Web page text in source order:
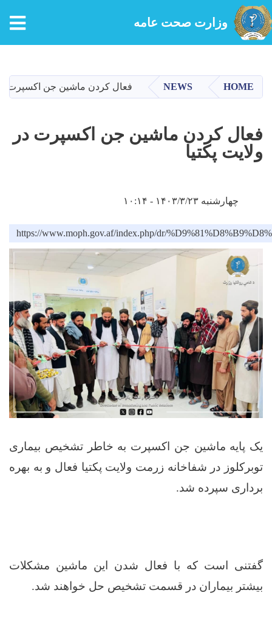
main
content
وزارت صحت عامه
HOME
NEWS فعال کردن ماشین جن اکسپرت در
فعال کردن ماشین جن اکسپرت در
ولایت پکتیا
چهارشنبه ۱۴۰۳/۳/۲۳ - ۱۰:۱۴
https://www.moph.gov.af/index.php/dr/
یک پایه ماشین جن اکسپرت به خاطر تشخیص بیماری
توبرکلوز در شفاخانه زرمت ولایت پکتیا فعال و به بهره
برداری سپرده شد.
گفتنی است که با فعال شدن این ماشین مشکلات
بیشتر بیماران در قسمت تشخیص حل خواهند شد.